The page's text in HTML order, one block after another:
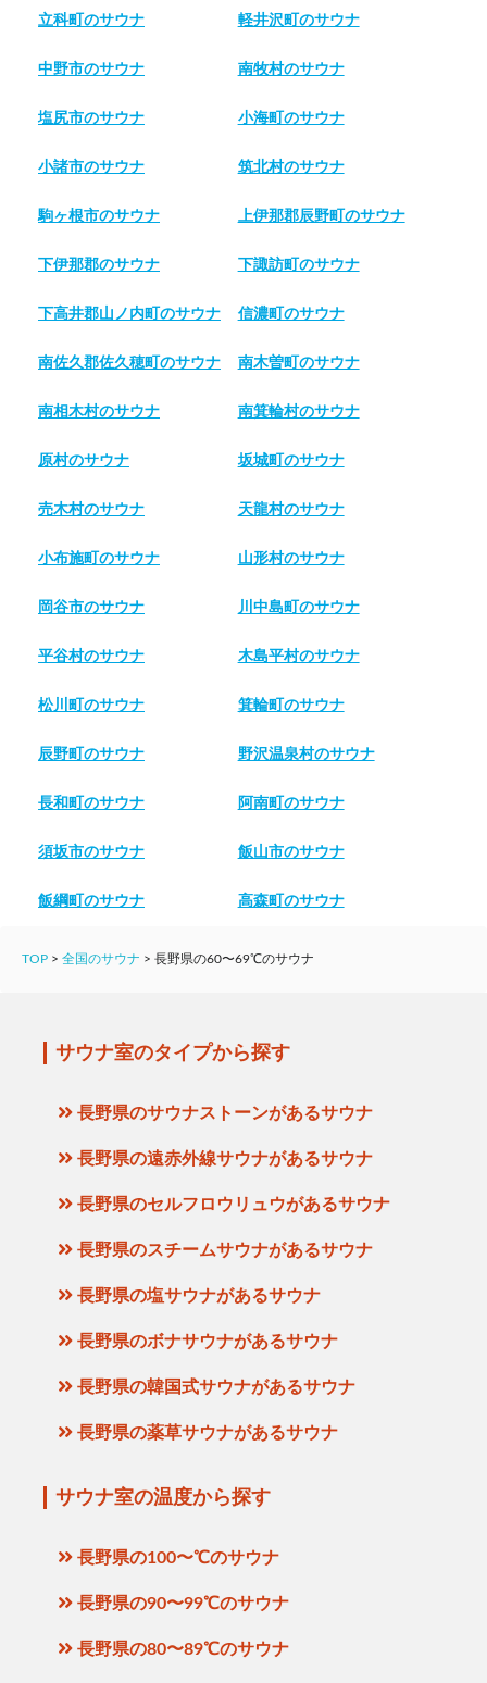
立科町のサウナ 軽井沢町のサウナ
中野市のサウナ 南牧村のサウナ
塩尻市のサウナ 小海町のサウナ
小諸市のサウナ 筑北村のサウナ
駒ヶ根市のサウナ 上伊那郡辰野町のサウナ
下伊那郡のサウナ 下諏訪町のサウナ
下高井郡山ノ内町のサウナ 信濃町のサウナ
南佐久郡佐久穂町のサウナ 南木曽町のサウナ
南相木村のサウナ 南箕輪村のサウナ
原村のサウナ 坂城町のサウナ
売木村のサウナ 天龍村のサウナ
小布施町のサウナ 山形村のサウナ
岡谷市のサウナ 川中島町のサウナ
平谷村のサウナ 木島平村のサウナ
松川町のサウナ 箕輪町のサウナ
辰野町のサウナ 野沢温泉村のサウナ
長和町のサウナ 阿南町のサウナ
須坂市のサウナ 飯山市のサウナ
飯綱町のサウナ 高森町のサウナ
TOP > 全国のサウナ > 長野県の60〜69℃のサウナ
サウナ室のタイプから探す
長野県のサウナストーンがあるサウナ
長野県の遠赤外線サウナがあるサウナ
長野県のセルフロウリュウがあるサウナ
長野県のスチームサウナがあるサウナ
長野県の塩サウナがあるサウナ
長野県のボナサウナがあるサウナ
長野県の韓国式サウナがあるサウナ
長野県の薬草サウナがあるサウナ
サウナ室の温度から探す
長野県の100〜℃のサウナ
長野県の90〜99℃のサウナ
長野県の80〜89℃のサウナ